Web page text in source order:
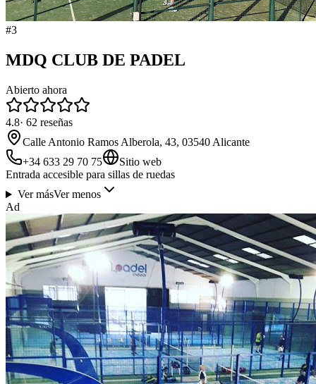
#3
MDQ CLUB DE PADEL
Abierto ahora
4.8· 62 reseñas
Calle Antonio Ramos Alberola, 43, 03540 Alicante
+34 633 29 70 75
Sitio web
Entrada accesible para sillas de ruedas
Ver másVer menos
Ad